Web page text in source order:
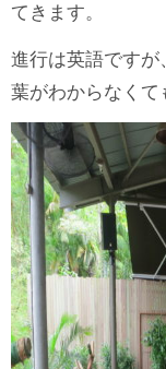
てきます。
進行は英語ですが、
葉がわからなくて